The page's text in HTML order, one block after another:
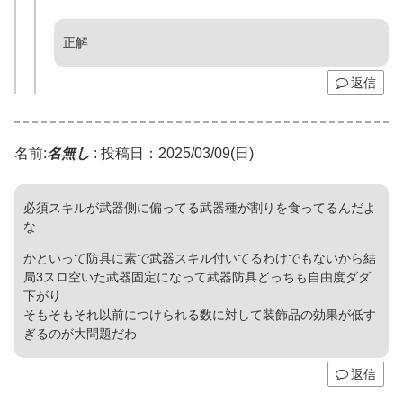
正解
返信
名前:名無し : 投稿日：2025/03/09(日)
必須スキルが武器側に偏ってる武器種が割りを食ってるんだよ
な
かといって防具に素で武器スキル付いてるわけでもないから結
局3スロ空いた武器固定になって武器防具どっちも自由度ダダ
下がり
そもそもそれ以前につけられる数に対して装飾品の効果が低す
ぎるのが大問題だわ
返信